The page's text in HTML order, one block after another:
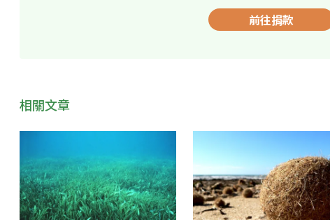
前往捐款
相關文章